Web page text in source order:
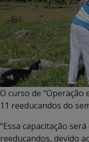
O curso de
11 reeducandos do
“Essa capacitação
reeducandos, devido